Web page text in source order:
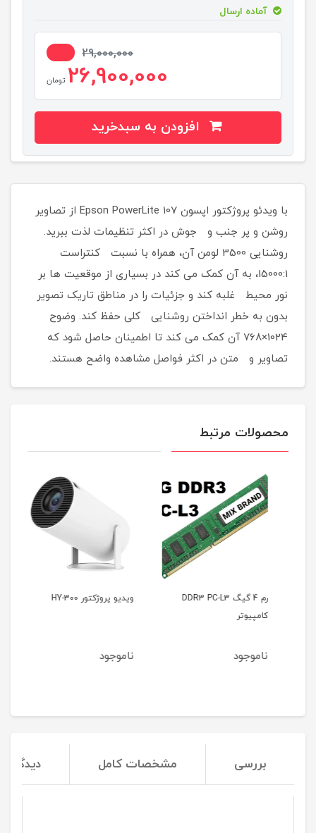
آماده ارسال
29,000,000
26,900,000 تومان
با ویدئو پروژکتور اپسون Epson PowerLite 107 از تصاویر
روشن و پر جنب و جوش در اکثر تنظیمات لذت ببرید.
روشنایی 3500 لومن آن، همراه با نسبت کنتراست
15000:1، به آن کمک می کند در بسیاری از موقعیت ها بر
نور محیط غلبه کند و جزئیات را در مناطق تاریک تصویر
بدون به خطر انداختن روشنایی کلی حفظ کند. وضوح
1024×768 آن کمک می کند تا اطمینان حاصل شود که
تصاویر و متن در اکثر فواصل مشاهده واضح هستند.
محصولات مرتبط
رم 4 گیگ DDR3 PC-L3
کامپیوتر
ناموجود
ویدیو پروژکتور 300-HY
ناموجود
بررسی مشخصات کامل